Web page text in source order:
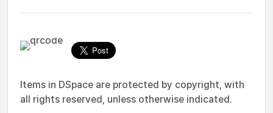
Items in DSpace are protected by copyright, with
all rights reserved, unless otherwise indicated.